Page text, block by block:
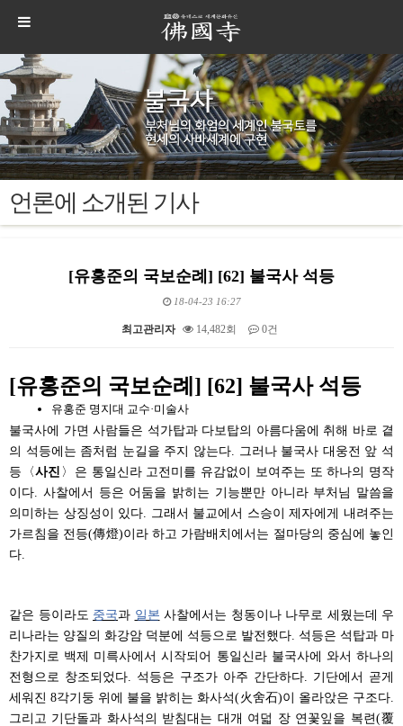
언론에 소개된 기사
[유홍준의 국보순례] [62] 불국사 석등
18-04-23 16:27
최고관리자 14,482회 0건
본문
[유홍준의 국보순례] [62] 불국사 석등
유홍준 명지대 교수·미술사
불국사에 가면 사람들은 석가탑과 다보탑의 아름다움에 취해 바로 곁
의 석등에는 좀처럼 눈길을 주지 않는다. 그러나 불국사 대웅전 앞 석
등〈사진 〉은 통일신라 고전미를 유감없이 보여주는 또 하나의 명작
이다. 사찰에서 등은 어둠을 밝히는 기능뿐만 아니라 부처님 말씀을
의미하는 상징성이 있다. 그래서 불교에서 스승이 제자에게 내려주는
가르침을 전등(傳燈)이라 하고 가람배치에서는 절마당의 중심에 놓인
다.
같은 등이라도 중국과 일본 사찰에서는 청동이나 나무로 세웠는데 우
리나라는 양질의 화강암 덕분에 석등으로 발전했다. 석등은 석탑과 마
찬가지로 백제 미륵사에서 시작되어 통일신라 불국사에 와서 하나의
전형으로 창조되었다. 석등은 구조가 아주 간단하다. 기단에서 곧게
세워진 8각기둥 위에 불을 밝히는 화사석(火舍石)이 올라앉은 구조다.
그리고 기단돌과 화사석의 받침대는 대개 여덟 장 연꽃잎을 복련(覆